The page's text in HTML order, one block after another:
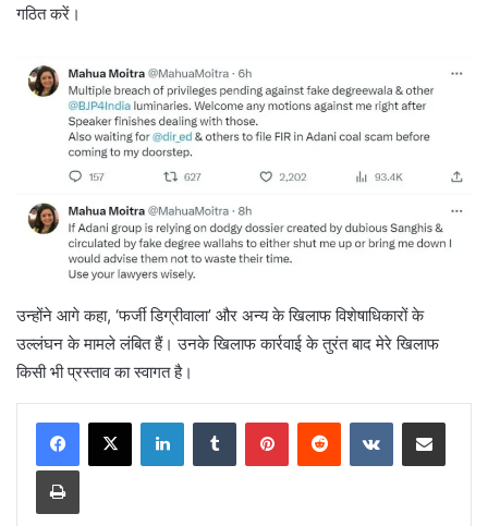
गठित करें।
उन्होंने आगे कहा, ‘फर्जी डिग्रीवाला’ और अन्य के खिलाफ विशेषाधिकारों के
उल्लंघन के मामले लंबित हैं। उनके खिलाफ कार्रवाई के तुरंत बाद मेरे खिलाफ
किसी भी प्रस्ताव का स्वागत है।
LinkedInTumblr PinterestReddit VKontakteShare via Email
Print